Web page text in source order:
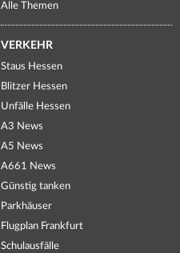
Alle Themen
VERKEHR
Staus Hessen
Blitzer Hessen
Unfälle Hessen
A3 News
A5 News
A661 News
Günstig tanken
Parkhäuser
Flugplan Frankfurt
Schulausfälle